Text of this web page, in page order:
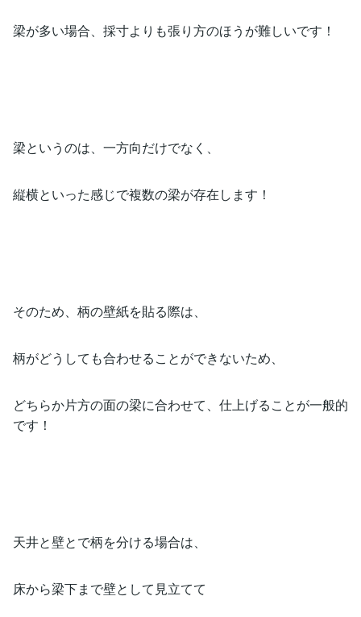
梁が多い場合、採寸よりも張り方のほうが難しいです！
梁というのは、一方向だけでなく、
縦横といった感じで複数の梁が存在します！
そのため、柄の壁紙を貼る際は、
柄がどうしても合わせることができないため、
どちらか片方の面の梁に合わせて、仕上げることが一般的
です！
天井と壁とで柄を分ける場合は、
床から梁下まで壁として見立てて